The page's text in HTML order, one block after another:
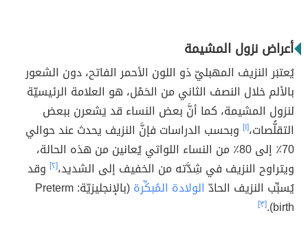
أعراض نزول المشيمة
يُعتبَر النزيف المهبليّ ذو اللون الأحمر الفاتح، دون الشعور
بالألم خلال النصف الثاني من الحَمْل، هو العلامة الرئيسيّة
لنزول المشيمة، كما أنَّ بعض النساء قد يَشعرن ببعض
التقلُّصات،[١] وبحسب الدراسات فإنَّ النزيف يحدث عند حوالي
70٪ إلى 80٪ من النساء اللواتي يُعانين من هذه الحالة،
ويتراوح النزيف في شِدَّته من الخفيف إلى الشديد،[٢]
وقد
يُسبِّب النزيف الحادّ الولادة المُبكِّرة
(بالإنجليزيّة: Preterm
birth). [٣]